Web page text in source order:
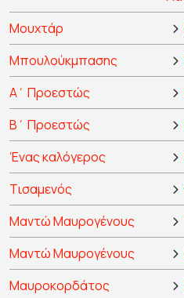
Μουχτάρ
Μπουλούκμπασης
Α΄ Προεστώς
Β΄ Προεστώς
Ένας καλόγερος
Τισαμενός
Μαντώ Μαυρογένους
Μαντώ Μαυρογένους
Μαυροκορδάτος